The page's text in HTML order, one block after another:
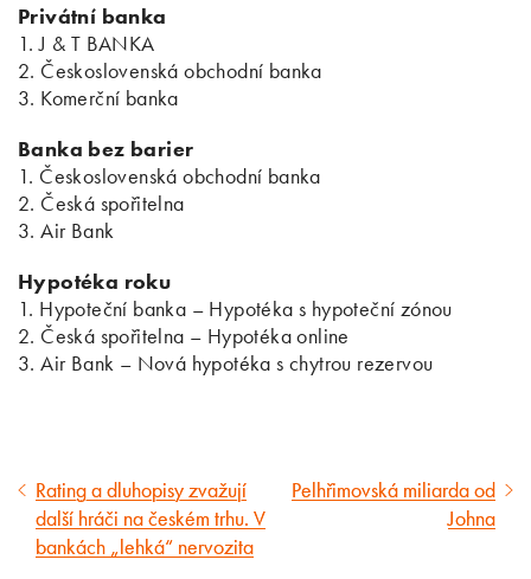
Privátní banka
1. J & T BANKA
2. Československá obchodní banka
3. Komerční banka
Banka bez barier
1. Československá obchodní banka
2. Česká spořitelna
3. Air Bank
Hypotéka roku
1. Hypoteční banka – Hypotéka s hypoteční zónou
2. Česká spořitelna – Hypotéka online
3. Air Bank – Nová hypotéka s chytrou rezervou
Předcházející
článek
Rating a dluhopisy zvažují
další hráči na českém trhu. V
bankách „lehká“ nervozita
Následující
článek
Pelhřimovská miliarda od
Johna